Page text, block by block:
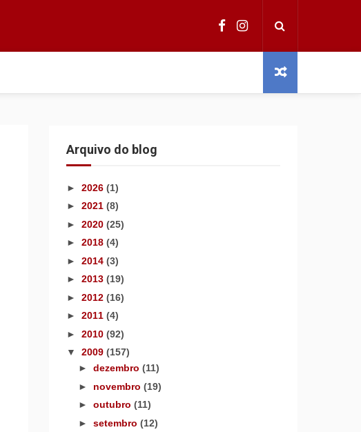
Arquivo do blog
► 2026 (1)
► 2021 (8)
► 2020 (25)
► 2018 (4)
► 2014 (3)
► 2013 (19)
► 2012 (16)
► 2011 (4)
► 2010 (92)
▼ 2009 (157)
► dezembro (11)
► novembro (19)
► outubro (11)
► setembro (12)